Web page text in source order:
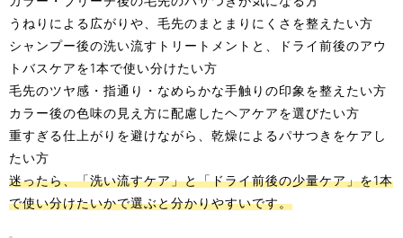
うねりによる広がりや、毛先のまとまりにくさを整えたい方
シャンプー後の洗い流すトリートメントと、ドライ前後のアウ
トバスケアを1本で使い分けたい方
毛先のツヤ感・指通り・なめらかな手触りの印象を整えたい方
カラー後の色味の見え方に配慮したヘアケアを選びたい方
重すぎる仕上がりを避けながら、乾燥によるパサつきをケアし
たい方
迷ったら、「洗い流すケア」と「ドライ前後の少量ケア」を1本
で使い分けたいかで選ぶと分かりやすいです。